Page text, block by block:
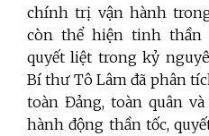
chính trị vận hành
còn thể hiện tinh thần
quyết liệt trong kỷ
Bí thư Tô Lâm đã phân
toàn Đảng, toàn quân
hành động thần tốc,